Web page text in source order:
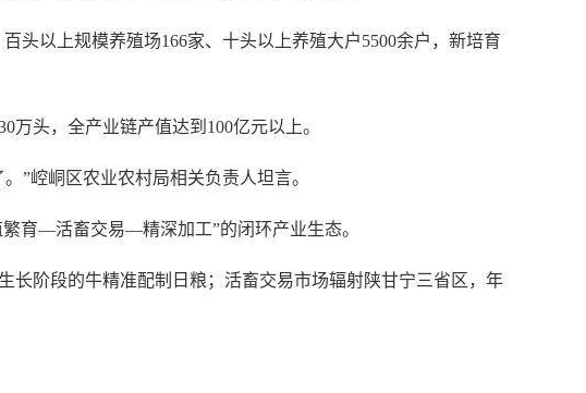
以上规模养殖场166家、十头以上养殖大户5500余户，新培育
头，全产业链产值达到100亿元以上。
崆峒区农业农村局相关负责人坦言。
育—活畜交易—精深加工”的闭环产业生态。
阶段的牛精准配制日粮；活畜交易市场辐射陕甘宁三省区，年